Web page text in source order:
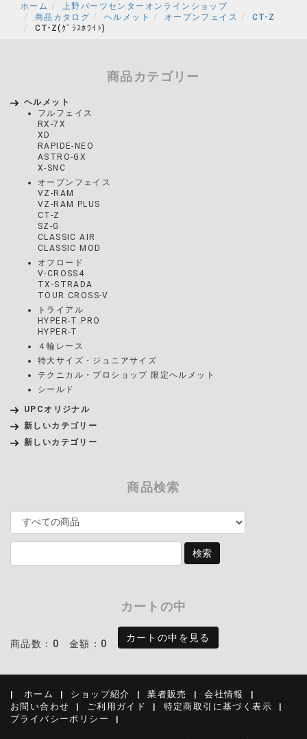
ホーム
上野パーツセンターオンラインショップ
商品カタログ
ヘルメット オープンフェイス
CT-Z
CT-Z(ｸﾞﾗｽﾎﾜｲﾄ)
商品カテゴリー
ヘルメット
フルフェイス
RX-7X
XD
RAPIDE-NEO
ASTRO-GX
X-SNC
オープンフェイス
VZ-RAM
VZ-RAM PLUS
CT-Z
SZ-G
CLASSIC AIR
CLASSIC MOD
オフロード
V-CROSS4
TX-STRADA
TOUR CROSS-V
トライアル
HYPER-T PRO
HYPER-T
４輪レース
特大サイズ・ジュニアサイズ
テクニカル・プロショップ 限定ヘルメット
シールド
UPCオリジナル
新しいカテゴリー
新しいカテゴリー
商品検索
カートの中
商品数：0 金額：0
カートの中を見る
ホーム ショップ紹介 業者販売
会社情報
お問い合わせ
ご利用ガイド
特定商取引に基づく表示
プライバシーポリシー